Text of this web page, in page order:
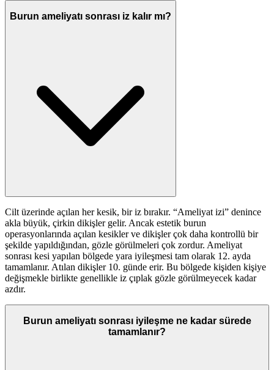
Burun ameliyatı sonrası iz kalır mı?
Cilt üzerinde açılan her kesik, bir iz bırakır. “Ameliyat izi” denince
akla büyük, çirkin dikişler gelir. Ancak estetik burun
operasyonlarında açılan kesikler ve dikişler çok daha kontrollü bir
şekilde yapıldığından, gözle görülmeleri çok zordur. Ameliyat
sonrası kesi yapılan bölgede yara iyileşmesi tam olarak 12. ayda
tamamlanır. Atılan dikişler 10. günde erir. Bu bölgede kişiden kişiye
değişmekle birlikte genellikle iz çıplak gözle görülmeyecek kadar
azdır.
Burun ameliyatı sonrası iyileşme ne kadar sürede
tamamlanır?